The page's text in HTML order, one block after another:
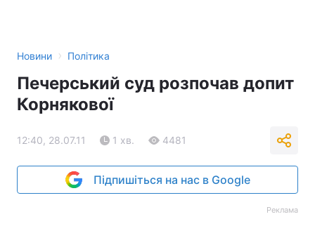
Новини › Політика
Печерський суд розпочав допит
Корнякової
12:40, 28.07.11 1 хв. 4481
Підпишіться на нас в Google
Реклама